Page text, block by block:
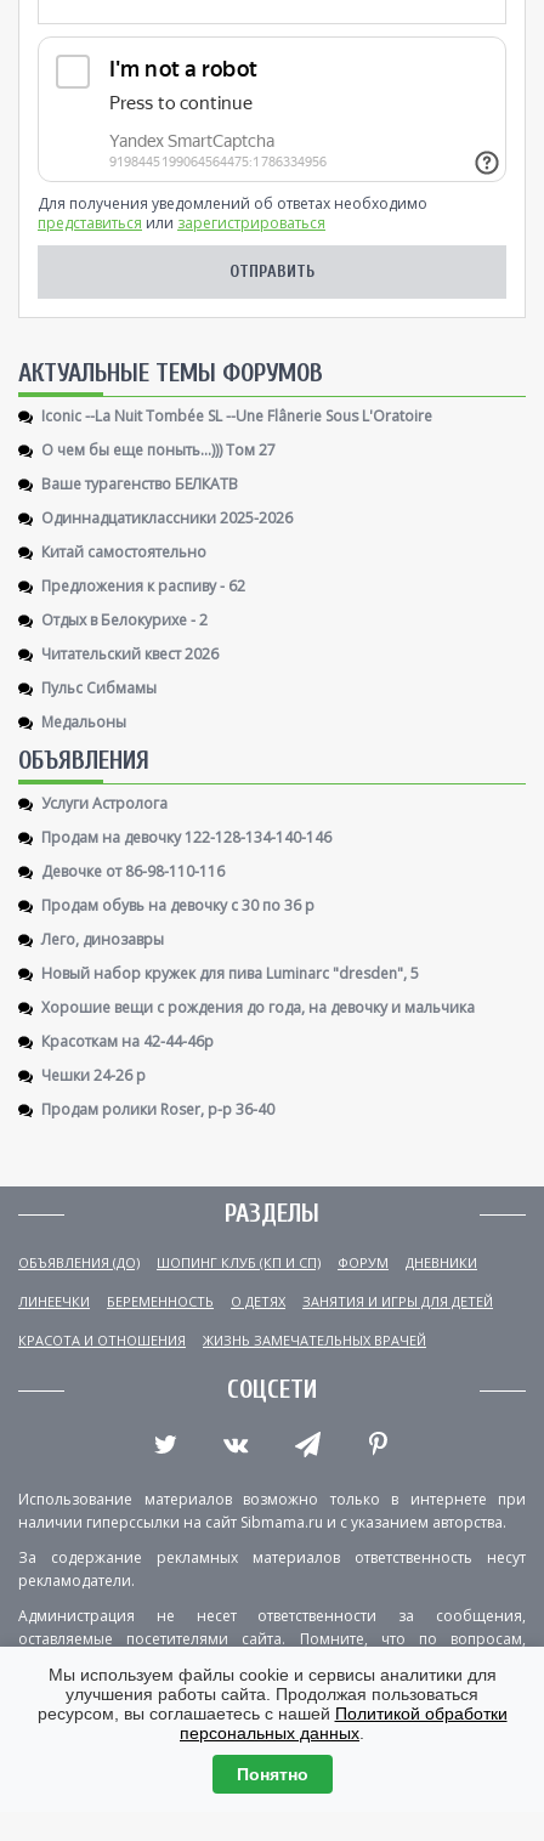
Для получения уведомлений об ответах необходимо
представиться или зарегистрироваться
AКТУАЛЬНЫЕ ТЕМЫ ФОРУМОВ
Iconic --La Nuit Tombée SL --Une Flânerie Sous L'Oratoire
О чем бы еще поныть...))) Том 27
Ваше турагенство БЕЛКАТВ
Одиннадцатиклассники 2025-2026
Китай самостоятельно
Предложения к распиву - 62
Отдых в Белокурихе - 2
Читательский квест 2026
Пульс Сибмамы
Медальоны
ОБЪЯВЛЕНИЯ
Услуги Астролога
Продам на девочку 122-128-134-140-146
Девочке от 86-98-110-116
Продам обувь на девочку с 30 по 36 р
Лего, динозавры
Новый набор кружек для пива Luminarc "dresden", 5
Хорошие вещи с рождения до года, на девочку и мальчика
Красоткам на 42-44-46р
Чешки 24-26 р
Продам ролики Roser, р-р 36-40
РАЗДЕЛЫ
ОБЪЯВЛЕНИЯ (ДО) ШОПИНГ КЛУБ (КП И СП) ФОРУМ ДНЕВНИКИ
ЛИНЕЕЧКИ БЕРЕМЕННОСТЬ О ДЕТЯХ ЗАНЯТИЯ И ИГРЫ ДЛЯ ДЕТЕЙ
КРАСОТА И ОТНОШЕНИЯ ЖИЗНЬ ЗАМЕЧАТЕЛЬНЫХ ВРАЧЕЙ
СОЦСЕТИ
Использование материалов возможно только в интернете при
наличии гиперссылки на сайт Sibmama.ru и с указанием авторства.
За содержание рекламных материалов ответственность несут
рекламодатели.
Администрация не несет ответственности за сообщения,
оставляемые посетителями сайта. Помните, что по вопросам,
РЕКЛАМА О ПРОЕКТЕ
КОНТАКТЫ
ПОЛИТИКА КОНФИДЕНЦИАЛЬНОСТИ
ВЕРСИЯ ДЛЯ КОМПЬЮТЕРА
Мы используем файлы cookie и сервисы аналитики для
улучшения работы сайта. Продолжая пользоваться
ресурсом, вы соглашаетесь с нашей Политикой обработки
персональных данных
Понятно